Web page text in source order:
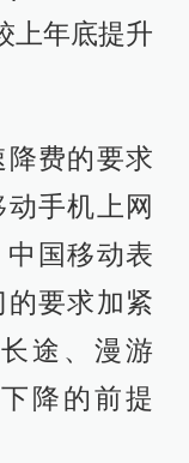
上年底提升
费的要求
手机上网
国移动表
要求加紧
途、漫游
降的前提